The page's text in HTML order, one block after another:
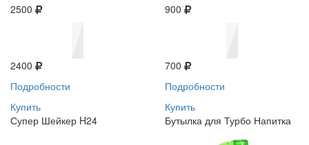
2500
2400
Подробности
Купить
900
700
Подробности
Купить
Супер Шейкер H24
Бутылка для Турбо Напитка